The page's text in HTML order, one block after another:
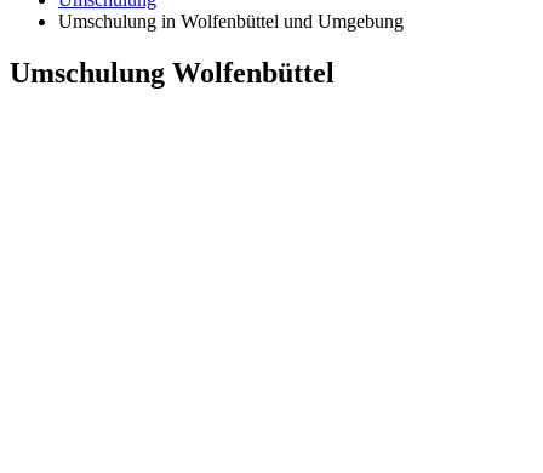
Umschulung in Wolfenbüttel und Umgebung
Umschulung Wolfenbüttel